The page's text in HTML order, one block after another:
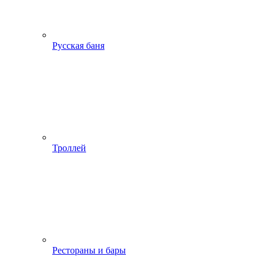
Русская баня
Троллей
Рестораны и бары